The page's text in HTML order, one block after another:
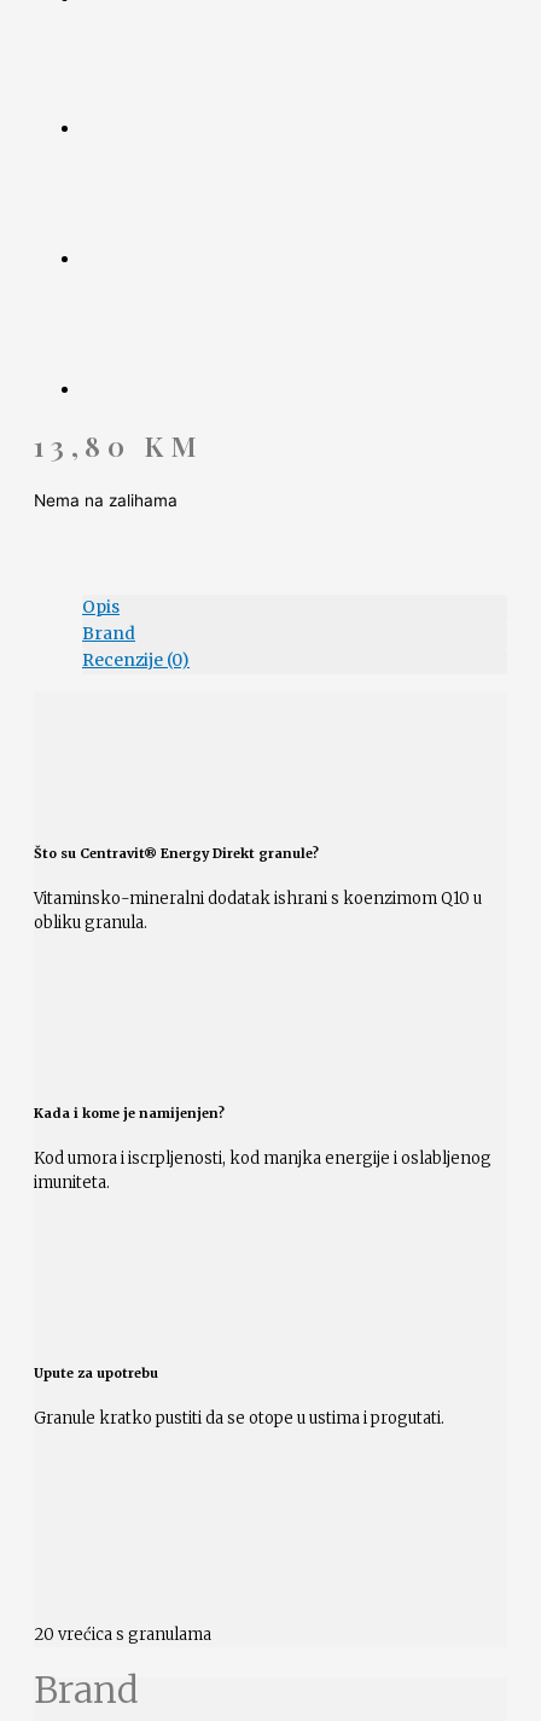
13,80 KM
Nema na zalihama
Opis
Brand
Recenzije (0)
Što su Centravit® Energy Direkt granule?
Vitaminsko-mineralni dodatak ishrani s koenzimom Q10 u
obliku granula.
Kada i kome je namijenjen?
Kod umora i iscrpljenosti, kod manjka energije i oslabljenog
imuniteta.
Upute za upotrebu
Granule kratko pustiti da se otope u ustima i progutati.
20 vrećica s granulama
Brand